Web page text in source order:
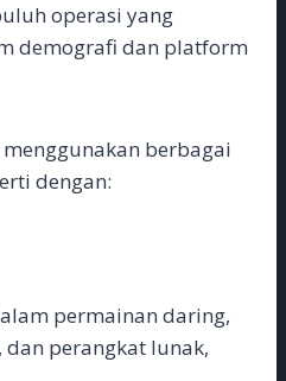
operasi yang
demografi dan platform
berbagai
dengan:
permainan daring,
perangkat lunak,